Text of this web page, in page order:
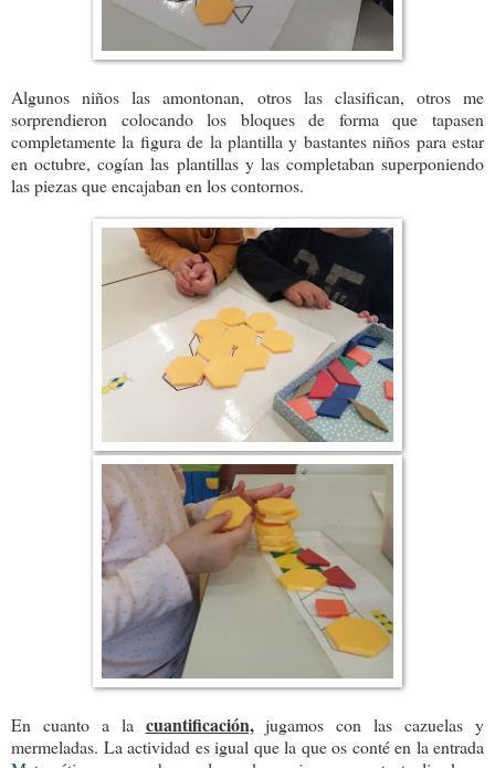
Algunos niños las amontonan, otros las clasifican, otros me
sorprendieron colocando los bloques de forma que tapasen
completamente la figura de la plantilla y bastantes niños para estar
en octubre, cogían las plantillas y las completaban superponiendo
las piezas que encajaban en los contornos.
En cuanto a la cuantificación,jugamos con las cazuelas y
mermeladas. La actividad es igual que la que os conté en la entrada